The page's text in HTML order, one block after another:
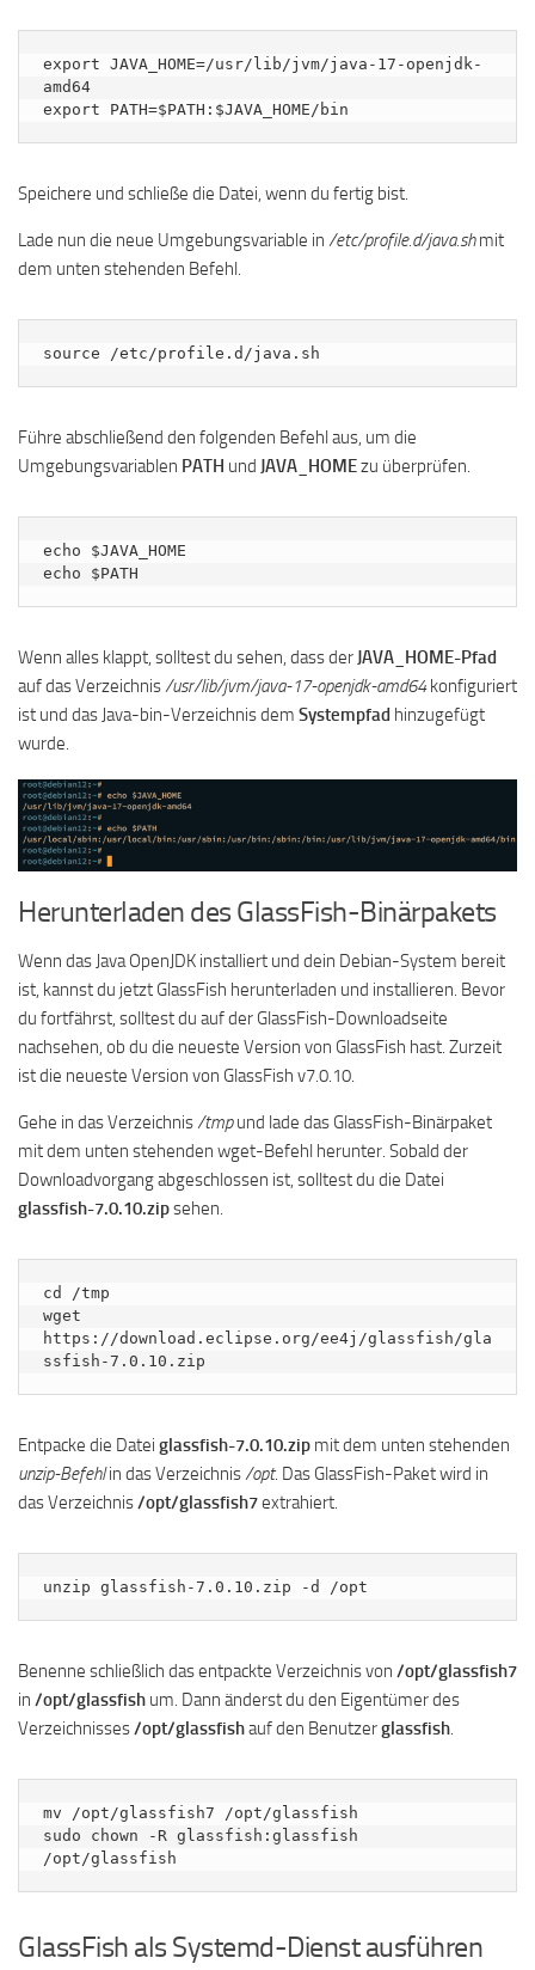
export JAVA_HOME=/usr/lib/jvm/java-17-openjdk-
amd64
export PATH=$PATH:$JAVA_HOME/bin
Speichere und schließe die Datei, wenn du fertig bist.
Lade nun die neue Umgebungsvariable in /etc/profile.d/java.shmit
dem unten stehenden Befehl.
source /etc/profile.d/java.sh
Führe abschließend den folgenden Befehl aus, um die
Umgebungsvariablen PATH und JAVA_HOMEzu überprüfen.
echo $JAVA_HOME
echo $PATH
Wenn alles klappt, solltest du sehen, dass der JAVA_HOME-Pfad
auf das Verzeichnis/usr/lib/jvm/java-17-openjdk-amd64konfiguriert
ist und das Java-bin-Verzeichnis dem Systempfad hinzugefügt
wurde.
Herunterladen des GlassFish-Binärpakets
Wenn das Java OpenJDK installiert und dein Debian-System bereit
ist, kannst du jetzt GlassFish herunterladen und installieren. Bevor
du fortfährst, solltest du auf der GlassFish-Downloadseite
nachsehen, ob du die neueste Version von GlassFish hast. Zurzeit
ist die neueste Version von GlassFish v7.0.10.
Gehe in das Verzeichnis/tmpund lade das GlassFish-Binärpaket
mit dem unten stehenden wget-Befehl herunter. Sobald der
Downloadvorgang abgeschlossen ist, solltest du die Datei
glassfish-7.0.10.zipsehen.
cd /tmp
wget
https://download.eclipse.org/ee4j/glassfish/gla
ssfish-7.0.10.zip
Entpacke die Datei glassfish-7.0.10.zip mit dem unten stehenden
unzip-Befehlin das Verzeichnis/opt. Das GlassFish-Paket wird in
das Verzeichnis/opt/glassfish7extrahiert.
unzip glassfish-7.0.10.zip -d /opt
Benenne schließlich das entpackte Verzeichnis von /opt/glassfish7
in /opt/glassfish um. Dann änderst du den Eigentümer des
Verzeichnisses/opt/glassfishauf den Benutzerglassfish.
mv /opt/glassfish7 /opt/glassfish
sudo chown -R glassfish:glassfish
/opt/glassfish
GlassFish als Systemd-Dienst ausführen